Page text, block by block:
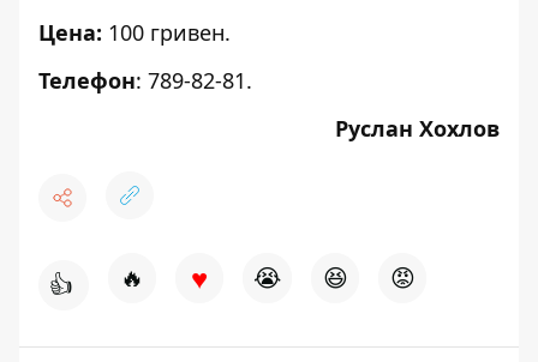
Цена: 100 гривен.
Телефон: 789-82-81.
Руслан Хохлов
👍 🔥 ♥ 😭 😆 😡